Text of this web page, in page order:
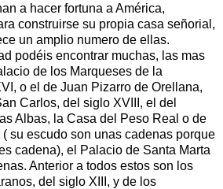
a hacer fortuna a América,
construirse su propia casa señorial,
un amplio numero de ellas.
podéis encontrar muchas, las mas
de los Marqueses de la
o el de Juan Pizarro de Orellana,
Carlos, del siglo XVIII, el del
Albas, la Casa del Peso Real o de
su escudo son unas cadenas porque
cadena), el Palacio de Santa Marta
Anterior a todos estos son los
del siglo XIII, y de los